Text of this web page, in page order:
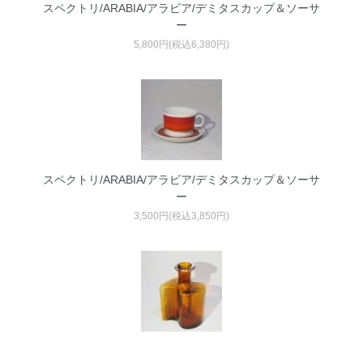
スペクトリ/ARABIA/アラビア/デミタスカップ＆ソーサ
ー
5,800円(税込6,380円)
スペクトリ/ARABIA/アラビア/デミタスカップ＆ソーサ
ー
3,500円(税込3,850円)